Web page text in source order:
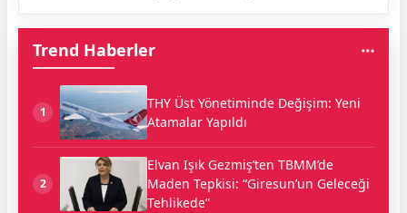
Trend Haberler
1
THY Üst Yönetiminde Değişim: Yeni
Atamalar Yapıldı
2
Elvan Işık Gezmiş’ten TBMM’de
Maden Tepkisi: “Giresun’un Geleceği
Tehlikede”